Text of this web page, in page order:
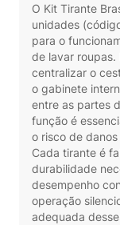
O Kit Tirante
unidades
para o
de lavar roupas.
centralizar o
o gabinete
entre as partes
função é
o risco de
Cada tirante é
durabilidade
desempenho
operação
adequada